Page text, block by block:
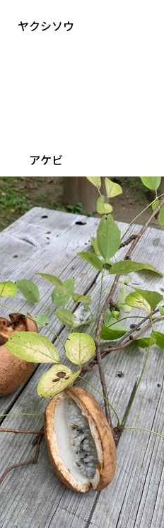
ヤクシソウ
アケビ